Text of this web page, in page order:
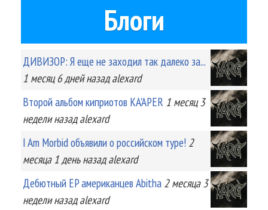
Блоги
ДИВИЗОР: Я еще не заходил так далеко за...
1 месяц 6 днейназад alexard
Второй альбом киприотов KA'APER 1 месяц 3
неделиназад alexard
I Am Morbid объявили о российском туре! 2
месяца 1 деньназад alexard
Дебютный EP американцев Abitha 2 месяца 3
неделиназад alexard